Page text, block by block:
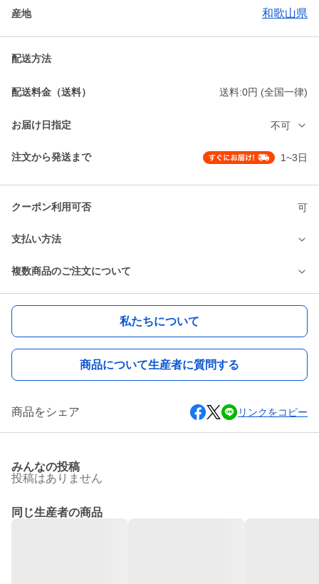
産地 和歌山県
配送方法
配送料金（送料） 送料:0円 (全国一律)
お届け日指定 不可
注文から発送まで 1~3日
クーポン利用可否 可
支払い方法
複数商品のご注文について
私たちについて
商品について生産者に質問する
商品をシェア リンクをコピー
みんなの投稿
投稿はありません
同じ生産者の商品